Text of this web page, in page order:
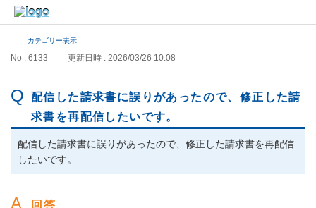
カテゴリー表示
No : 6133 更新日時 : 2026/03/26 10:08
配信した請求書に誤りがあったので、修正した請
求書を再配信したいです。
配信した請求書に誤りがあったので、修正した請求書を再配信
したいです。